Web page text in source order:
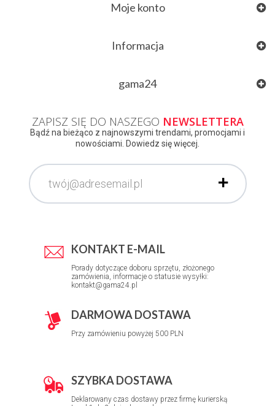
Moje konto
Informacja
gama24
ZAPISZ SIĘ DO NASZEGO NEWSLETTERA
Bądź na bieżąco z najnowszymi trendami, promocjami i
nowościami. Dowiedz się więcej.
KONTAKT E-MAIL
Porady dotyczące doboru sprzętu, złożonego
zamówienia, informacje o statusie wysyłki:
kontakt@gama24.pl
DARMOWA DOSTAWA
Przy zamówieniu powyżej 500 PLN
SZYBKA DOSTAWA
Deklarowany czas dostawy przez firmę kurierską